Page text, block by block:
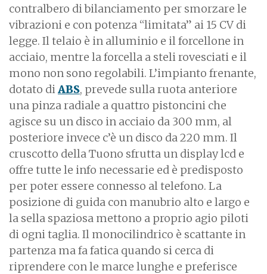
contralbero di bilanciamento per smorzare le
vibrazioni e con potenza “limitata” ai 15 CV di
legge. Il telaio è in alluminio e il forcellone in
acciaio, mentre la forcella a steli rovesciati e il
mono non sono regolabili. L’impianto frenante,
dotato diABS, prevede sulla ruota anteriore
una pinza radiale a quattro pistoncini che
agisce su un disco in acciaio da 300 mm, al
posteriore invece c’è un disco da 220 mm. Il
cruscotto della Tuono sfrutta un display lcd e
offre tutte le info necessarie ed è predisposto
per poter essere connesso al telefono. La
posizione di guida con manubrio alto e largo e
la sella spaziosa mettono a proprio agio piloti
di ogni taglia. Il monocilindrico è scattante in
partenza ma fa fatica quando si cerca di
riprendere con le marce lunghe e preferisce